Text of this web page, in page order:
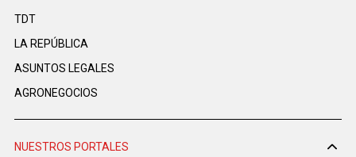
TDT
LA REPÚBLICA
ASUNTOS LEGALES
AGRONEGOCIOS
NUESTROS PORTALES